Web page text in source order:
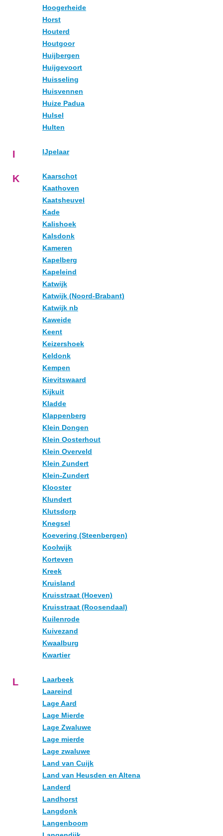
Hoogerheide
Horst
Houterd
Houtgoor
Huijbergen
Huijgevoort
Huisseling
Huisvennen
Huize Padua
Hulsel
Hulten
I IJpelaar
K
Kaarschot
Kaathoven
Kaatsheuvel
Kade
Kalishoek
Kalsdonk
Kameren
Kapelberg
Kapeleind
Katwijk
Katwijk (Noord-Brabant)
Katwijk nb
Kaweide
Keent
Keizershoek
Keldonk
Kempen
Kievitswaard
Kijkuit
Kladde
Klappenberg
Klein Dongen
Klein Oosterhout
Klein Overveld
Klein Zundert
Klein-Zundert
Klooster
Klundert
Klutsdorp
Knegsel
Koevering (Steenbergen)
Koolwijk
Korteven
Kreek
Kruisland
Kruisstraat (Hoeven)
Kruisstraat (Roosendaal)
Kuilenrode
Kuivezand
Kwaalburg
Kwartier
L
Laarbeek
Laareind
Lage Aard
Lage Mierde
Lage Zwaluwe
Lage mierde
Lage zwaluwe
Land van Cuijk
Land van Heusden en Altena
Landerd
Landhorst
Langdonk
Langenboom